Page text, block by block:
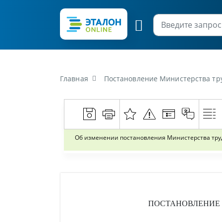
Главная Постановление Министерства труда и социальной
Об изменении постановления Министерства
ПОСТАНОВЛЕНИЕ